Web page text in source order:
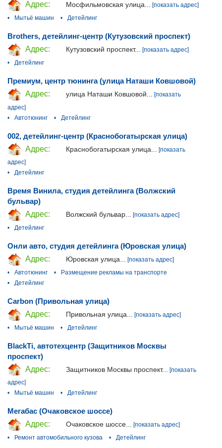
Адрес:
Мосфильмовская улица... [показать адрес]
•
Мытьё машин • Детейлинг
Brothers, детейлинг-центр (Кутузовский проспект)
Адрес:
Кутузовский проспект...
[показать адрес]
•
Детейлинг
Премиум, центр тюнинга (улица Наташи Ковшовой)
Адрес:
улица Наташи Ковшовой...
[показать
адрес]
•
Автотюнинг • Детейлинг
002, детейлинг-центр (Краснобогатырская улица)
Адрес:
Краснобогатырская улица...
[показать
адрес]
•
Детейлинг
Время Винила, студия детейлинга (Волжский
бульвар)
Адрес:
Волжский бульвар... [показать адрес]
•
Детейлинг
Онли авто, студия детейлинга (Юровская улица)
Адрес:
Юровская улица...
[показать адрес]
•
Автотюнинг •
Размещение рекламы на транспорте
•
Детейлинг
Carbon (Привольная улица)
Адрес:
Привольная улица...
[показать адрес]
•
Мытьё машин • Детейлинг
BlackTi, автотехцентр (Защитников Москвы
проспект)
Адрес:
Защитников Москвы проспект...
[показать
адрес]
•
Мытьё машин • Детейлинг
Мегабас (Очаковское шоссе)
Адрес:
Очаковское шоссе... [показать адрес]
•
Ремонт автомобильного кузова • Детейлинг